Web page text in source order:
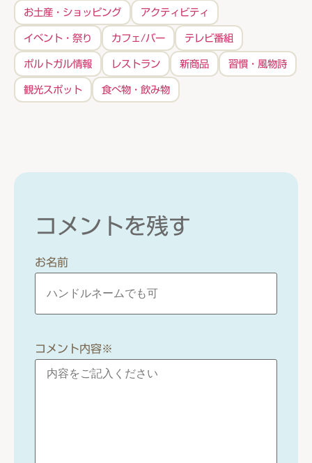
お土産・ショッピング アクティビティ
イベント・祭り カフェ/バー テレビ番組
ポルトガル情報 レストラン 新商品 習慣・風物詩
観光スポット 食べ物・飲み物
コメントを残す
お名前
コメント内容※